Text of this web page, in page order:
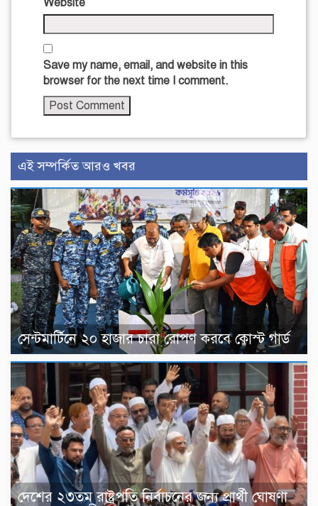
Save my name, email, and website in this
browser for the next time I comment.
এই সম্পর্কিত আরও খবর
সেন্টমার্টিনে ২০ হাজার চারা রোপণ করবে কোস্ট গার্ড
দেশের ২৩তম রাষ্ট্রপতি নির্বাচনের জন্য প্রার্থী ঘোষণা